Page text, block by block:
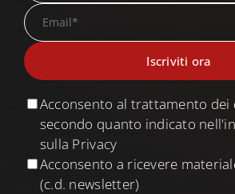
Acconsento al trattamento dei
secondo quanto indicato
sulla Privacy
Acconsento a ricevere
(c.d. newsletter)